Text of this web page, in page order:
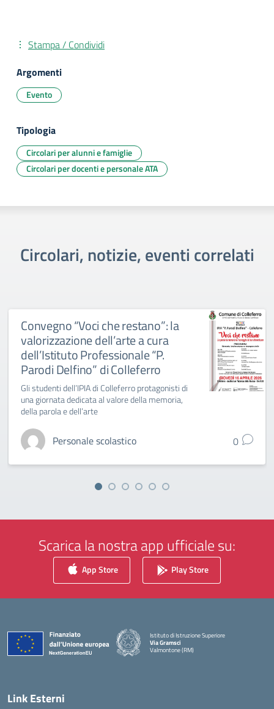
Stampa / Condividi
Argomenti
Evento
Tipologia
Circolari per alunni e famiglie
Circolari per docenti e personale ATA
Circolari, notizie, eventi correlati
Convegno “Voci che restano”: la
valorizzazione dell’arte a cura
dell’Istituto Professionale “P.
Parodi Delfino” di Colleferro
Gli studenti dell’IPIA di Colleferro protagonisti di
una giornata dedicata al valore della memoria,
della parola e dell’arte
Personale scolastico 0
Scarica la nostra app ufficiale su:
App Store Play Store
Istituto di Istruzione Superiore
Via Gramsci
Valmontone (RM)
Link Esterni